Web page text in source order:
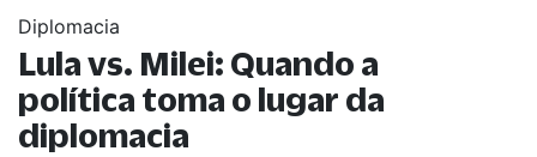
Diplomacia
Lula vs. Milei: Quando a
política toma o lugar da
diplomacia